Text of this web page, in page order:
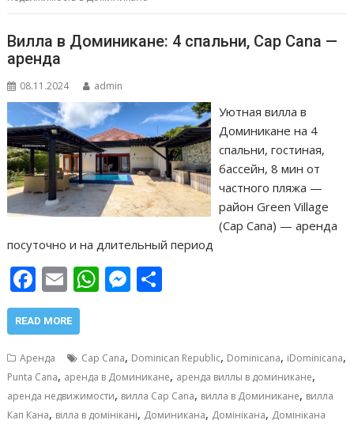
k p er и
т
Вилла в Доминикане: 4 спальни, Cap Cana —
аренда
08.11.2024 admin
Уютная вилла в
Доминикане на 4
спальни, гостиная,
бассейн, 8 мин от
частного пляжа —
район Green Village
(Cap Cana) — аренда
посуточно и на длительный период
F
ac
e
b
o
o
E
m
ai
l
W
h
s
A
p
M
e
e
n
g
р
а
в
READ MORE
Аренда Cap Cana, Dominican Republic, Dominicana, iDominicana,
Punta Cana, аренда в Доминикане, аренда виллы в доминикане,
аренда недвижимости, вилла Cap Cana, вилла в Доминикане, вилла
Кап Кана, вілла в домінікані, Доминикана, Домінікана, Домінікана